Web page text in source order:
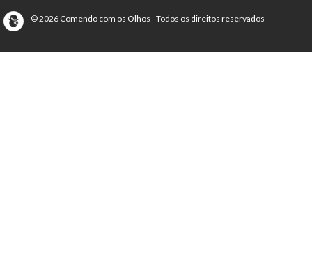
© 2026 Comendo com os Olhos - Todos os direitos reservados